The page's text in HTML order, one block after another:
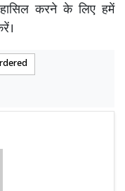
करने के लिए हमें